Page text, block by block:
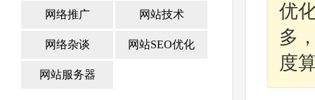
网络推广 网站技术
网络杂谈 网站SEO优化
网站服务器
优
多
度